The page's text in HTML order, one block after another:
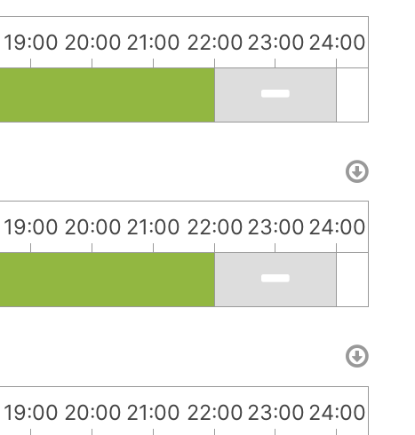
19:00 20:00 21:00 22:00 23:00 24:00
19:00 20:00 21:00 22:00 23:00 24:00
19:00 20:00 21:00 22:00 23:00 24:00